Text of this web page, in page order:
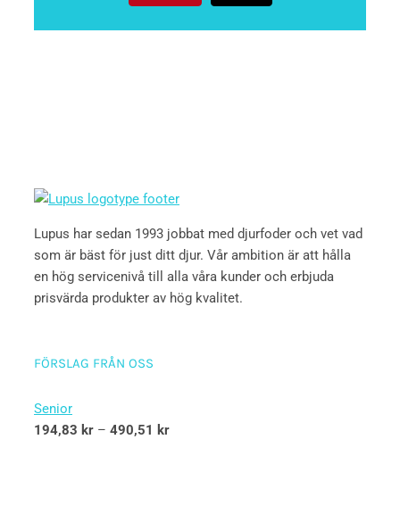
Lupus har sedan 1993 jobbat med djurfoder och vet vad
som är bäst för just ditt djur. Vår ambition är att hålla
en hög servicenivå till alla våra kunder och erbjuda
prisvärda produkter av hög kvalitet.
FÖRSLAG FRÅN OSS
Senior
194,83 kr – 490,51 kr